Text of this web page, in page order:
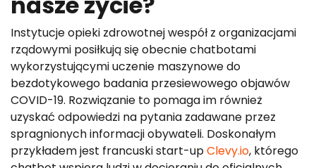
Instytucje opieki zdrowotnej wespół z organizacjami
rządowymi posiłkują się obecnie chatbotami
wykorzystującymi uczenie maszynowe do
bezdotykowego badania przesiewowego objawów
COVID-19. Rozwiązanie to pomaga im również
uzyskać odpowiedzi na pytania zadawane przez
spragnionych informacji obywateli. Doskonałym
przykładem jest francuski start-upClevy.io, którego